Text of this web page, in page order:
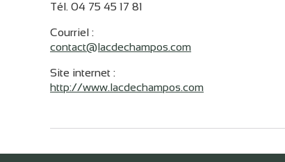
Tél. 04 75 45 17 81
Courriel :
contact@lacdechampos.com
Site internet :
http://www.lacdechampos.com